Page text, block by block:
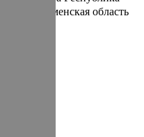
Тюменская область